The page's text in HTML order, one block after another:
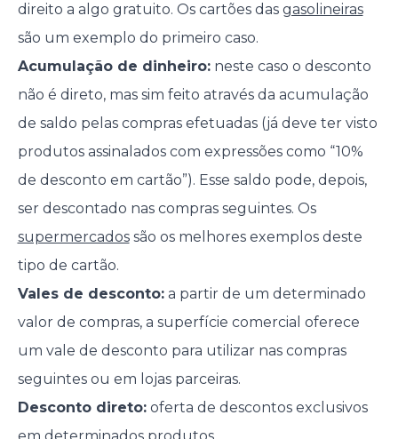
direito a algo gratuito. Os cartões das gasolineiras
são um exemplo do primeiro caso.
Acumulação de dinheiro:neste caso o desconto
não é direto, mas sim feito através da acumulação
de saldo pelas compras efetuadas (já deve ter visto
produtos assinalados com expressões como “10%
de desconto em cartão”). Esse saldo pode, depois,
ser descontado nas compras seguintes. Os
supermercadossão os melhores exemplos deste
tipo de cartão.
Vales de desconto:a partir de um determinado
valor de compras, a superfície comercial oferece
um vale de desconto para utilizar nas compras
seguintes ou em lojas parceiras.
Desconto direto:oferta de descontos exclusivos